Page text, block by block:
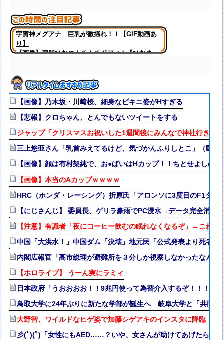
宇賀神メグアナ 巨乳が微揺れ！！【GIF動画あ
り】
【画像】稲熊ひなのムチムチボディ！【ひなま
【画像】乃木坂・川﨑桜、細身なビキニ姿がHすぎる
【悲報】クロちゃん、とんでもないツイートをする
ジャップ「クリスマスお祝いした1週間後にみんなで神社行きま
三上悠亜さん「乳首みえてるけど、気づかんふりしとこ」（動画
【画像】顔は有村架純で、お●ぱいはHカップ！！ちとせよしの
【画像】本当のAカップｗｗｗｗ
HRC（ホンダ・レーシング）折原氏「アロンソに3度目のF1タイ
【にじさんじ】 委員長、ゲリラ豪雨でPC浸水→データ完全消失
【注意】有識者「夜にコーヒー飲むの眠れなくなるぞ」←これ・
中国「大洪水！」中国ダム「決壊」地元民「公式発表より死者
内閣広報官「高市総理が避難所を３分しか視察しなかったなん
【ホロライブ】 うーん実にラミィ
日本政府「うおおおお！！9兆円使って為替介入するぞ！！！
鳥取大学に24年ぶりに新たな学部が誕生へ 岐阜大学と「共同
大野智、ワイルドなヒゲ姿で加藤シゲアキのインスタに降臨！本
彡(ﾟ)(ﾟ)「女性にもAED……？いや、女さんが助けてあげたらえ